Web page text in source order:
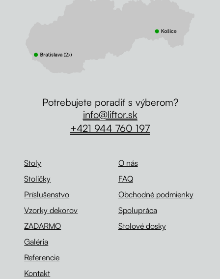
Stoly
Stoličky
Príslušenstvo
Vzorky dekorov
ZADARMO
Galéria
Referencie
Kontakt
O nás
FAQ
Obchodné podmienky
Spolupráca
Stolové dosky
Potrebujete poradiť s výberom?
info@liftor.sk
+421 944 760 197